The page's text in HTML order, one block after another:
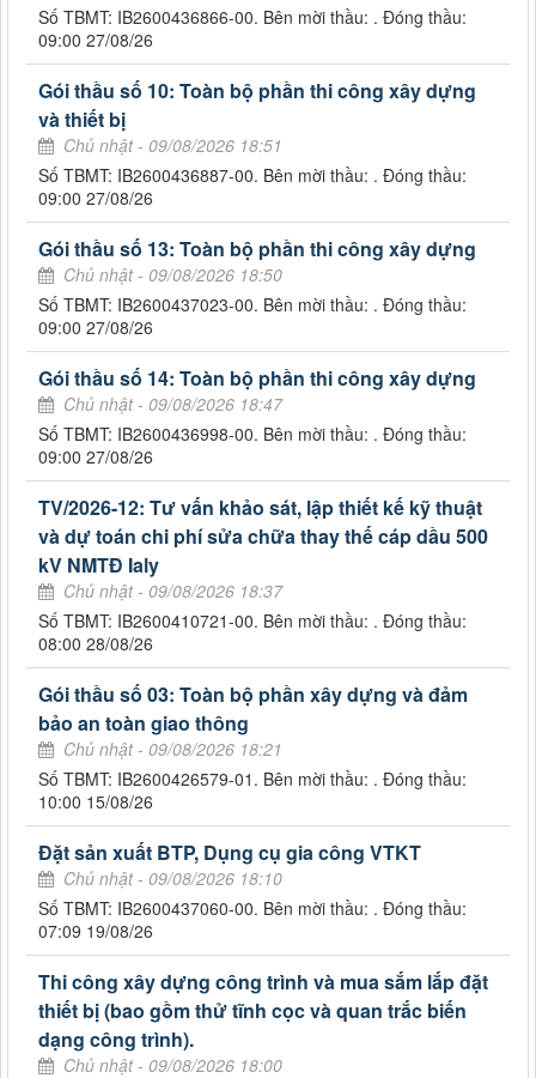
Số TBMT: IB2600436866-00. Bên mời thầu: . Đóng thầu:
09:00 27/08/26
Gói thầu số 10: Toàn bộ phần thi công xây dựng
và thiết bị
Chủ nhật - 09/08/2026 18:51
Số TBMT: IB2600436887-00. Bên mời thầu: . Đóng thầu:
09:00 27/08/26
Gói thầu số 13: Toàn bộ phần thi công xây dựng
Chủ nhật - 09/08/2026 18:50
Số TBMT: IB2600437023-00. Bên mời thầu: . Đóng thầu:
09:00 27/08/26
Gói thầu số 14: Toàn bộ phần thi công xây dựng
Chủ nhật - 09/08/2026 18:47
Số TBMT: IB2600436998-00. Bên mời thầu: . Đóng thầu:
09:00 27/08/26
TV/2026-12: Tư vấn khảo sát, lập thiết kế kỹ thuật
và dự toán chi phí sửa chữa thay thế cáp dầu 500
kV NMTĐ Ialy
Chủ nhật - 09/08/2026 18:37
Số TBMT: IB2600410721-00. Bên mời thầu: . Đóng thầu:
08:00 28/08/26
Gói thầu số 03: Toàn bộ phần xây dựng và đảm
bảo an toàn giao thông
Chủ nhật - 09/08/2026 18:21
Số TBMT: IB2600426579-01. Bên mời thầu: . Đóng thầu:
10:00 15/08/26
Đặt sản xuất BTP, Dụng cụ gia công VTKT
Chủ nhật - 09/08/2026 18:10
Số TBMT: IB2600437060-00. Bên mời thầu: . Đóng thầu:
07:09 19/08/26
Thi công xây dựng công trình và mua sắm lắp đặt
thiết bị (bao gồm thử tĩnh cọc và quan trắc biến
dạng công trình).
Chủ nhật - 09/08/2026 18:00